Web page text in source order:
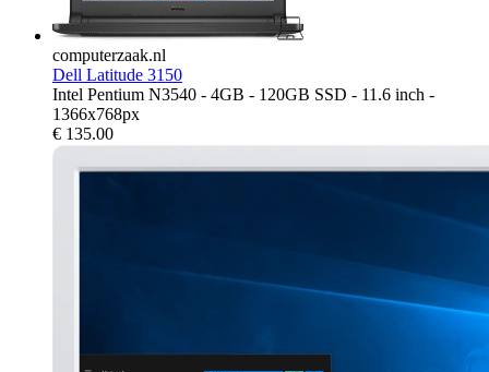
computerzaak.nl
Dell Latitude 3150
Intel Pentium N3540 - 4GB - 120GB SSD - 11.6 inch -
1366x768px
€ 135.00